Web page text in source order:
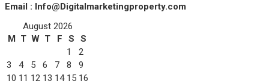
Email : Info@Digitalmarketingproperty.com
August 2026
M T W T F S
S
1
2
3
4 5 6 7 8
9
10 11 12 13 14 15 16